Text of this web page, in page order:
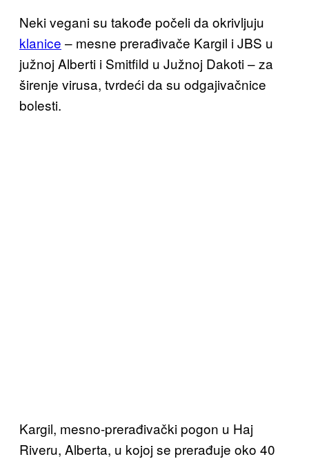
Neki vegani su takođe počeli da okrivljuju
klanice – mesne prerađivače Kargil i JBS u
južnoj Alberti i Smitfild u Južnoj Dakoti – za
širenje virusa, tvrdeći da su odgajivačnice
bolesti.
Kargil, mesno-prerađivački pogon u Haj
Riveru, Alberta, u kojoj se prerađuje oko 40